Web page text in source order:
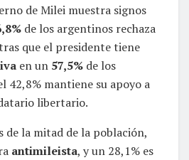
de Milei muestra signos
de los argentinos rechaza
que el presidente tiene
en un 57,5% de los
42,8% mantiene su apoyo a
libertario.
de la mitad de la población,
antimileista, y un 28,1% es